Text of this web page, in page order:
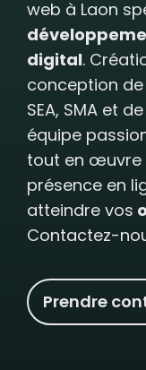
web à Laon
digital.
conception de
SEA, SMA et
équipe
tout en œuvre
présence en
atteindre vos
Contactez-
Prendre